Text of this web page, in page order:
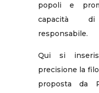
popoli e
capacità di
responsabile.
Qui si
precisione la
proposta da